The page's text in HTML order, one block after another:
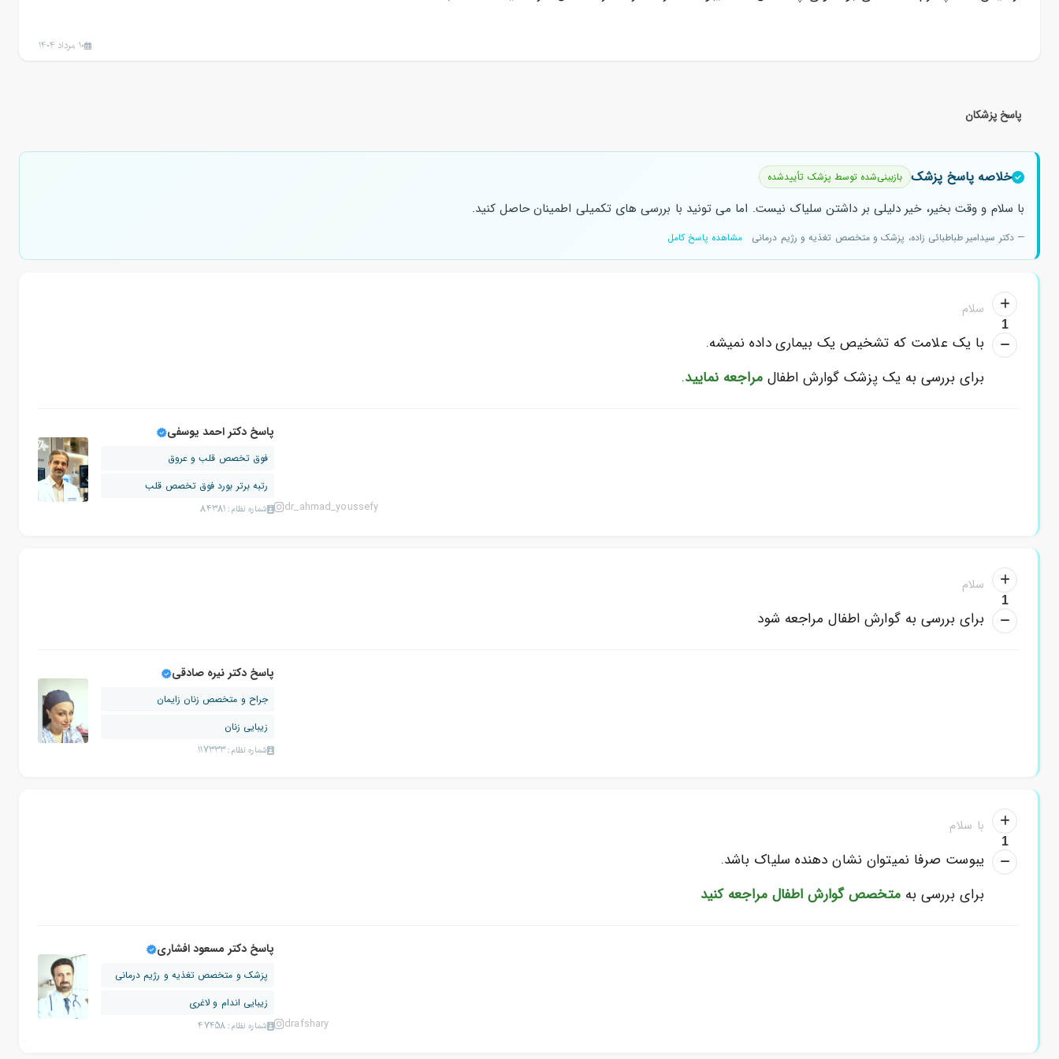
10 مرداد 1404
پاسخ پزشکان
خلاصه پاسخ پزشک بازبینی‌شده توسط پزشک تأییدشده
با سلام و وقت بخیر، خیر دلیلی بر داشتن سلیاک نیست. اما می تونید با بررسی های تکمیلی اطمینان حاصل کنید.
— دکتر سیدامیر طباطبائی زاده، پزشک و متخصص تغذیه و رژیم درمانی مشاهده پاسخ کامل
1
سلام
با یک علامت که تشخیص یک بیماری داده نمیشه.
برای بررسی به یک پزشک گوارش اطفال مراجعه نمایید.
پاسخ دکتر احمد یوسفی
فوق تخصص قلب و عروق
رتبه برتر بورد فوق تخصص قلب
شماره نظام: 84381 dr_ahmad_youssefy
1
سلام
برای بررسی به گوارش اطفال مراجعه شود
پاسخ دکتر نیره صادقی
جراح و متخصص زنان زایمان
زیبایی زنان
شماره نظام: 117333
1
با سلام
یبوست صرفا نمیتوان نشان دهنده سلیاک باشد.
برای بررسی بهمتخصص گوارش اطفال مراجعه کنید
پاسخ دکتر مسعود افشاری
پزشک و متخصص تغذیه و رژیم درمانی
زیبایی اندام و لاغری
شماره نظام: 47458 drafshary